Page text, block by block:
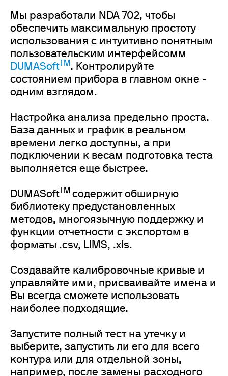
Мы разработали NDA 702, чтобы
обеспечить максимальную простоту
использования с интуитивно понятным
пользовательским интерфейсомм
DUMASoft TM . Контролируйте
состоянием прибора в главном окне -
одним взглядом.
Настройка анализа предельно проста.
База данных и график в реальном
времени легко доступны, а при
подключении к весам подготовка теста
выполняется еще быстрее.
DUMASoft TM содержит обширную
библиотеку предустановленных
методов, многоязычную поддержку и
функции отчетности с экспортом в
форматы .csv, LIMS, .xls.
Создавайте калибровочные кривые и
управляйте ими, присваивайте имена и
Вы всегда сможете использовать
наиболее подходящие.
Запустите полный тест на утечку и
выберите, запустить ли его для всего
контура или для отдельной зоны,
например, после замены расходного